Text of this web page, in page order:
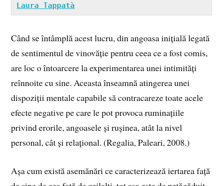
Laura Tappatà
Când se întâmplă acest lucru, din angoasa inițială legată
de sentimentul de vinovăție pentru ceea ce a fost comis,
are loc o întoarcere la experimentarea unei intimități
reînnoite cu sine. Aceasta înseamnă atingerea unei
dispoziții mentale capabile să contracareze toate acele
efecte negative pe care le pot provoca ruminațiile
privind erorile, angoasele și rușinea, atât la nivel
personal, cât și relațional. (Regalia, Paleari, 2008.)
Așa cum există asemănări ce caracterizează iertarea față